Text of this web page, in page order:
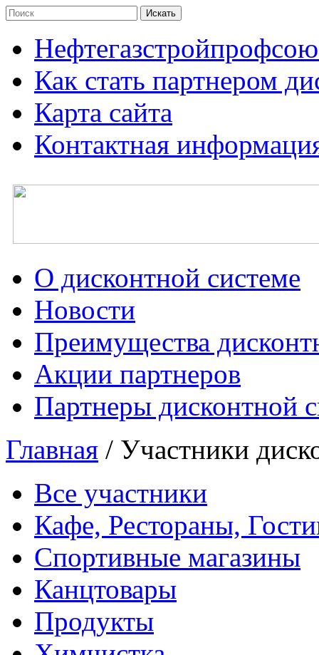
Как стать партнером
Карта сайта
Контактная
О дисконтной системе
Новости
Преимущества
Акции партнеров
Партнеры дисконтной
Главная / Участники
Все участники
Кафе, Рестораны,
Спортивные магазины
Канцтовары
Продукты